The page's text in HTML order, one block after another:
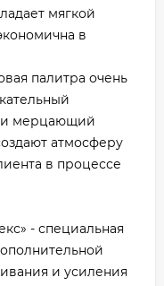
мягкой
в
палитра очень
и мерцающий
атмосферу
в процессе
- специальная
и усиления